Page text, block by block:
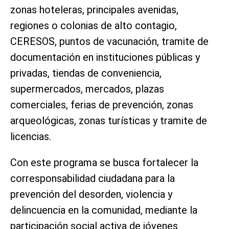
zonas hoteleras, principales avenidas,
regiones o colonias de alto contagio,
CERESOS, puntos de vacunación, tramite de
documentación en instituciones públicas y
privadas, tiendas de conveniencia,
supermercados, mercados, plazas
comerciales, ferias de prevención, zonas
arqueológicas, zonas turísticas y tramite de
licencias.
Con este programa se busca fortalecer la
corresponsabilidad ciudadana para la
prevención del desorden, violencia y
delincuencia en la comunidad, mediante la
participación social activa de jóvenes